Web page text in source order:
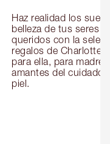
Haz realidad los
belleza de tus seres
queridos con la
regalos de Charlotte
para ella, para
amantes del cuidado
piel.